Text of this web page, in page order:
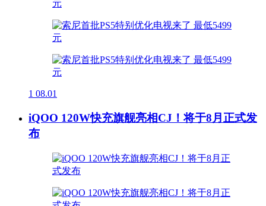
1 08.01
iQOO 120W快充旗舰亮相CJ！将于8月正式发
布